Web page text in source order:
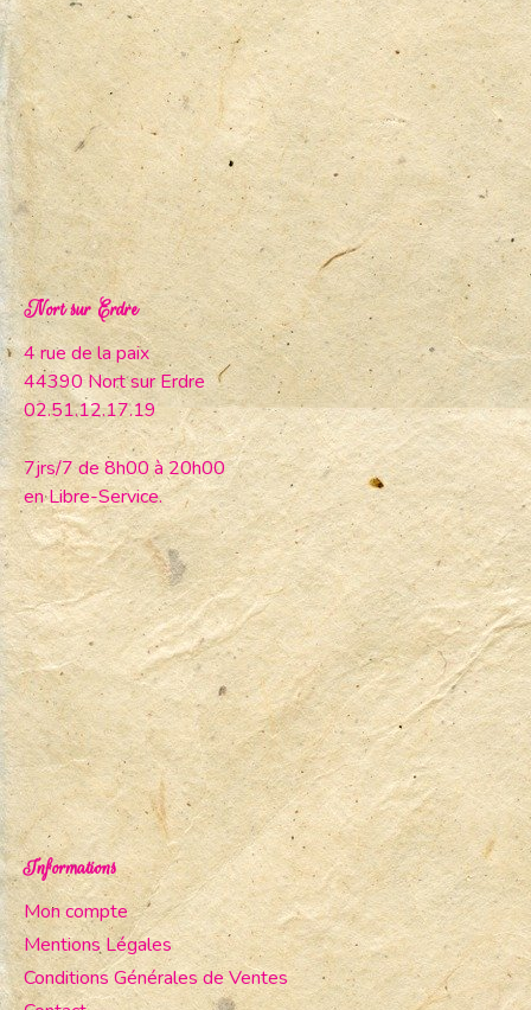
Nort sur Erdre
4 rue de la paix
44390 Nort sur Erdre
02.51.12.17.19
7jrs/7 de 8h00 à 20h00
en Libre-Service.
Informations
Mon compte
Mentions Légales
Conditions Générales de Ventes